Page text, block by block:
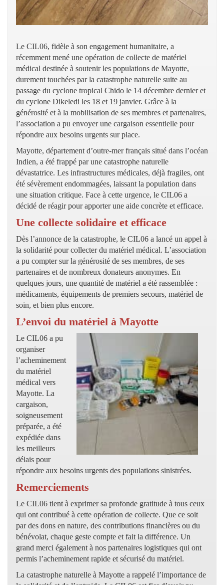
Le CIL06, fidèle à son engagement humanitaire, a
récemment mené une opération de collecte de matériel
médical destinée à soutenir les populations de Mayotte,
durement touchées par la catastrophe naturelle suite au
passage du cyclone tropical Chido le 14 décembre dernier et
du cyclone Dikeledi les 18 et 19 janvier. Grâce à la
générosité et à la mobilisation de ses membres et partenaires,
l’association a pu envoyer une cargaison essentielle pour
répondre aux besoins urgents sur place.
Mayotte, département d’outre-mer français situé dans l’océan
Indien, a été frappé par une catastrophe naturelle
dévastatrice. Les infrastructures médicales, déjà fragiles, ont
été sévèrement endommagées, laissant la population dans
une situation critique. Face à cette urgence, le CIL06 a
décidé de réagir pour apporter une aide concrète et efficace.
Une collecte solidaire et efficace
Dès l’annonce de la catastrophe, le CIL06 a lancé un appel à
la solidarité pour collecter du matériel médical. L’association
a pu compter sur la générosité de ses membres, de ses
partenaires et de nombreux donateurs anonymes. En
quelques jours, une quantité de matériel a été rassemblée :
médicaments, équipements de premiers secours, matériel de
soin, et bien plus encore.
L’envoi du matériel à Mayotte
Le CIL06 a pu
organiser
l’acheminement
du matériel
médical vers
Mayotte. La
cargaison,
soigneusement
préparée, a été
expédiée dans
les meilleurs
délais pour
répondre aux besoins urgents des populations sinistrées.
Remerciements
Le CIL06 tient à exprimer sa profonde gratitude à tous ceux
qui ont contribué à cette opération de collecte. Que ce soit
par des dons en nature, des contributions financières ou du
bénévolat, chaque geste compte et fait la différence. Un
grand merci également à nos partenaires logistiques qui ont
permis l’acheminement rapide et sécurisé du matériel.
La catastrophe naturelle à Mayotte a rappelé l’importance de